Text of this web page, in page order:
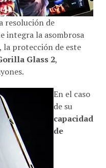
resolución de
integra la asombrosa
la protección de este
Glass 2,
En el caso
de su
capacidad
de